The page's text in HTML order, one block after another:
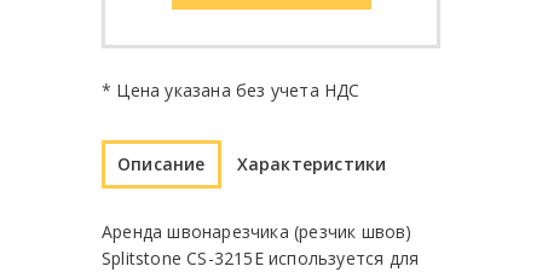
* Цена указана без учета НДС
Описание Характеристики
Аренда швонарезчика (резчик швов)
Splitstone CS-3215E используется для